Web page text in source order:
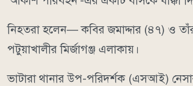
নিহতরা হলেন— কবির জমাদ্দার (৪৭) ও
পটুয়াখালীর মির্জাগঞ্জ এলাকায়।
ভাটারা থানার উপ-পরিদর্শক (এসআই)